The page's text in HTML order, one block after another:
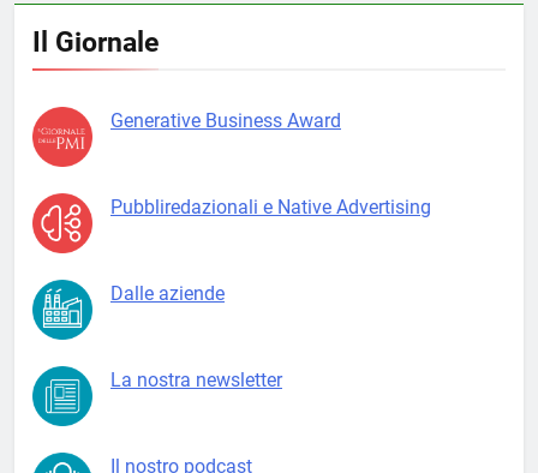
Il Giornale
Generative Business Award
Pubbliredazionali e Native Advertising
Dalle aziende
La nostra newsletter
Il nostro podcast